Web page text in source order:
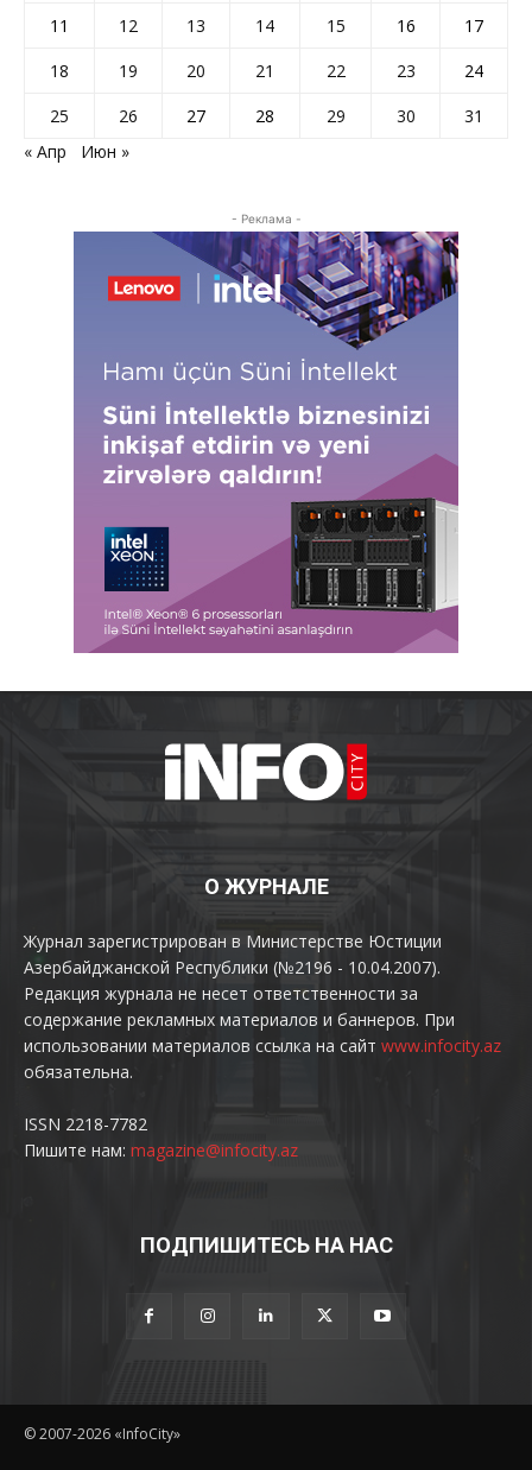
11
12 13 14 15 16
17
18
19 20 21 22 23
24
25
26 27 28 29 30
31
« Апр
Июн »
- Реклама -
О ЖУРНАЛЕ
Журнал зарегистрирован в Министерстве Юстиции
Азербайджанской Республики (№2196 - 10.04.2007).
Редакция журнала не несет ответственности за
содержание рекламных материалов и баннеров. При
использовании материалов ссылка на сайт www.infocity.az
обязательна.
ISSN 2218-7782
Пишите нам: magazine@infocity.az
ПОДПИШИТЕСЬ НА НАС
© 2007-2026 «InfoCity»